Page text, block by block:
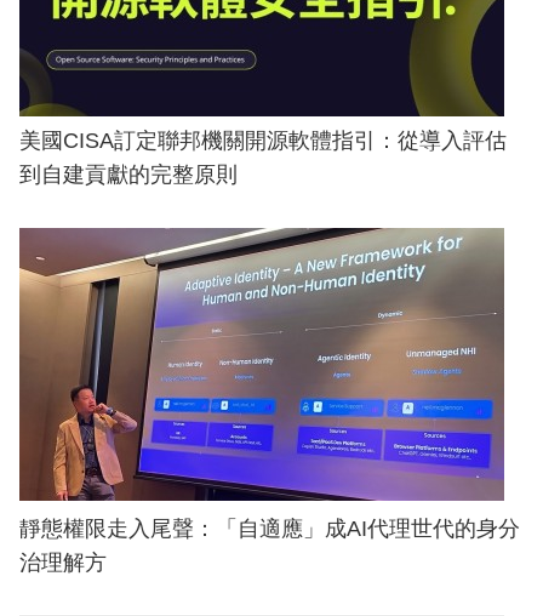
美國CISA訂定聯邦機關開源軟體指引：從導入評估
到自建貢獻的完整原則
靜態權限走入尾聲：「自適應」成AI代理世代的身分
治理解方